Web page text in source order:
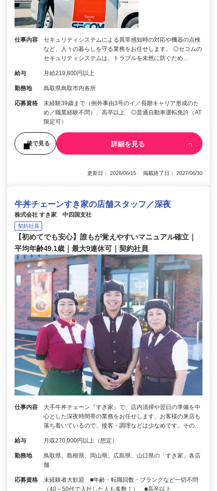
仕事内容
セキュリティシステムによる異常感知時の対応や機器の点検
など、人々の暮らしを守る業務をお任せします。 ◎セコムの
セキュリティシステムは、トラブルを未然に防ぐため…
給与 月給219,800円以上
勤務地 鳥取県鳥取市内各所
応募資格
未経験39歳まで（例外事由3号のイ／長期キャリア形成のた
め／職業経験不問）、高卒以上 ◎普通自動車運転免許（AT
限定可）
後で見る 詳細を見る
更新日： 2026/06/15 掲載終了日： 2027/06/30
牛丼チェーンすき家の店舗スタッフ／深夜
株式会社 すき家 中四国支社
契約社員
【初めてでも安心】誰もが覚えやすいマニュアル確立｜
平均年齢49.1歳｜最大9連休可｜契約社員
仕事内容
大手牛丼チェーン『すき家』で、店内清掃や翌日の準備を中
心とした深夜時間帯の業務をお任せします。お客様の来店も
落ち着いているので、接客・調理などは少なめです。その…
給与 月収270,000円以上（想定）
勤務地
鳥取県、島根県、岡山県、広島県、山口県の「すき家」各店
舗
応募資格
未経験者大歓迎 ■年齢・転職回数・ブランクなど一切不問
（40～50代で入社した人も多数！） ■高卒以上